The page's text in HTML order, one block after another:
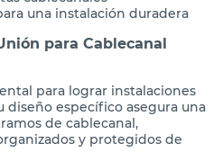
una instalación duradera
para Cablecanal
para lograr instalaciones
diseño específico asegura una
de cablecanal,
y protegidos de